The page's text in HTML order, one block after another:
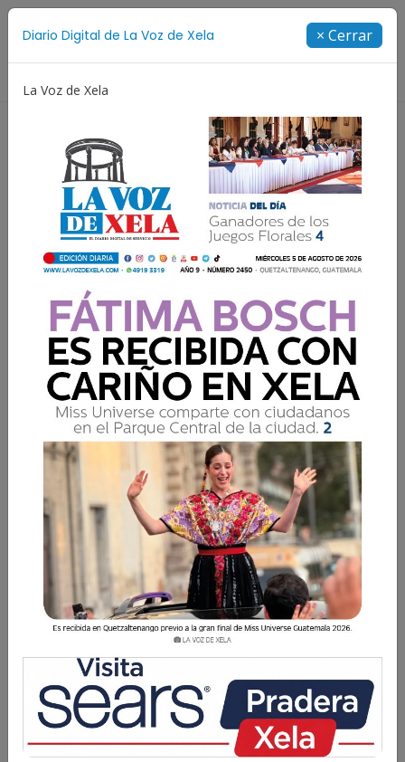
Diario Digital de La Voz de Xela × Cerrar
La Voz de Xela
EMPIEZA POR TI
Marleny Mejía Franco 8 Marzo 2024 16:22
Comparte
En este Día Internacional de la Mujer, invito a